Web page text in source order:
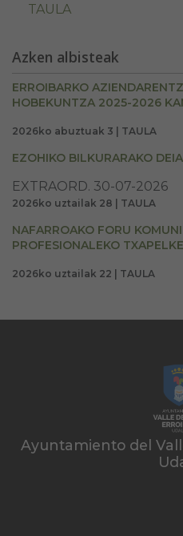
TAULA
Azken albisteak
ERROIBARKO
HOBEKUNTZA 2025-2026
2026ko abuztuak 3 | TAULA
EZOHIKO BILKURARAKO
EXTRAORD. 30-07-2026
2026ko uztailak 28 | TAULA
NAFARROAKO FORU
PROFESIONALEKO
2026ko uztailak 22 | TAULA
Ayuntamiento del